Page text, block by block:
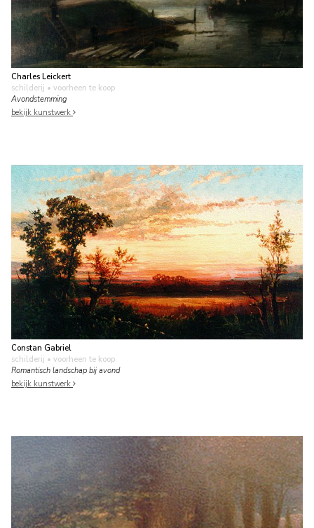
Charles Leickert
schilderij • voorheen te koop
Avondstemming
bekijk kunstwerk
Constan Gabriel
schilderij • voorheen te koop
Romantisch landschap bij avond
bekijk kunstwerk